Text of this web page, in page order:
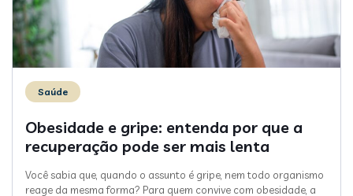
Saúde
Obesidade e gripe: entenda por que a
recuperação pode ser mais lenta
Você sabia que, quando o assunto é gripe, nem todo organismo
reage da mesma forma? Para quem convive com obesidade, a